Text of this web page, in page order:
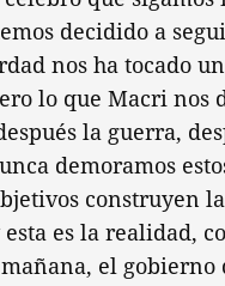
decidido a
nos ha tocado
lo que Macri nos
la guerra,
demoramos
construyen
es la realidad,
el gobierno